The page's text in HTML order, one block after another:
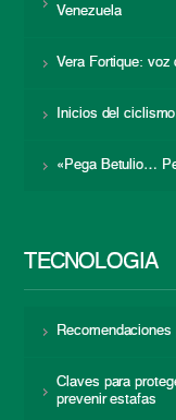
Venezuela
Vera Fortique: voz
Inicios del
«Pega Betulio…
TECNOLOGÍA
Claves para
prevenir estafas